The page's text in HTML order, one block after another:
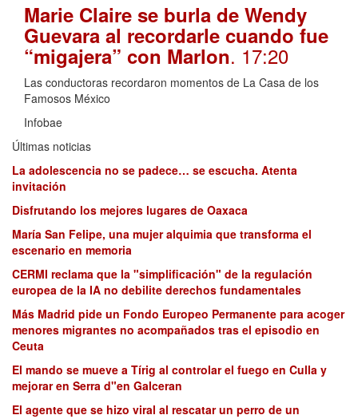
Marie Claire se burla de Wendy
Guevara al recordarle cuando fue
“migajera” con Marlon. 17:20
Las conductoras recordaron momentos de La Casa de los
Famosos México
Infobae
Últimas noticias
La adolescencia no se padece… se escucha. Atenta
invitación
Disfrutando los mejores lugares de Oaxaca
María San Felipe, una mujer alquimia que transforma el
escenario en memoria
CERMI reclama que la "simplificación" de la regulación
europea de la IA no debilite derechos fundamentales
Más Madrid pide un Fondo Europeo Permanente para acoger
menores migrantes no acompañados tras el episodio en
Ceuta
El mando se mueve a Tírig al controlar el fuego en Culla y
mejorar en Serra d"en Galceran
El agente que se hizo viral al rescatar un perro de un